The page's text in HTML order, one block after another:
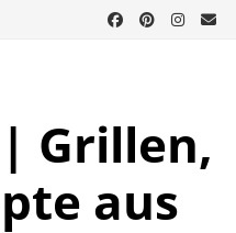
| Grillen,
aus